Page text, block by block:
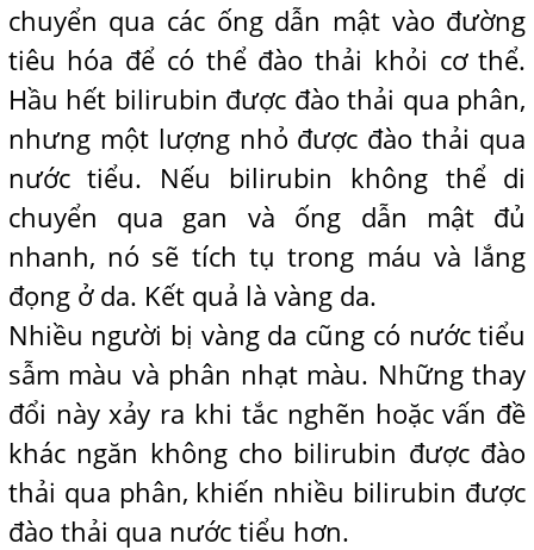
chuyển qua các ống dẫn mật vào đường
tiêu hóa để có thể đào thải khỏi cơ thể.
Hầu hết bilirubin được đào thải qua phân,
nhưng một lượng nhỏ được đào thải qua
nước tiểu. Nếu bilirubin không thể di
chuyển qua gan và ống dẫn mật đủ
nhanh, nó sẽ tích tụ trong máu và lắng
đọng ở da. Kết quả là vàng da.
Nhiều người bị vàng da cũng có nước tiểu
sẫm màu và phân nhạt màu. Những thay
đổi này xảy ra khi tắc nghẽn hoặc vấn đề
khác ngăn không cho bilirubin được đào
thải qua phân, khiến nhiều bilirubin được
đào thải qua nước tiểu hơn.